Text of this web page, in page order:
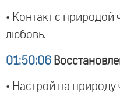
• Контакт с природой
любовь.
01:50:06
• Настрой на